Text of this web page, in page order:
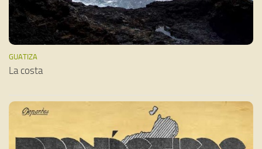
GUATIZA
La costa